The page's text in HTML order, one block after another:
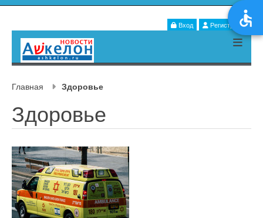
Вход Регистрация
Главная Здоровье
Здоровье